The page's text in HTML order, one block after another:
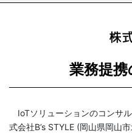
業務提
IoTソリューションのコンサ
式会社B’s STYLE (岡山県岡山